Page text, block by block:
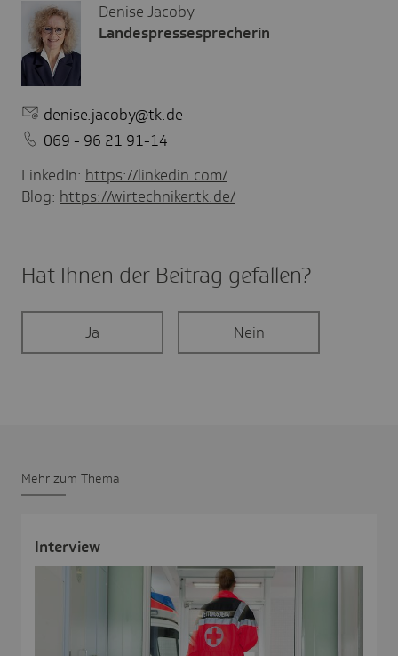
Denise Jacoby
Landespressesprecherin
denise.jacoby@tk.de
069 - 96 21 91-14
LinkedIn: https://linkedin.com/
Blog: https://wirtechniker.tk.de/
Hat Ihnen der Beitrag gefal­len?
Ja Nein
Mehr zum Thema
Inter­view